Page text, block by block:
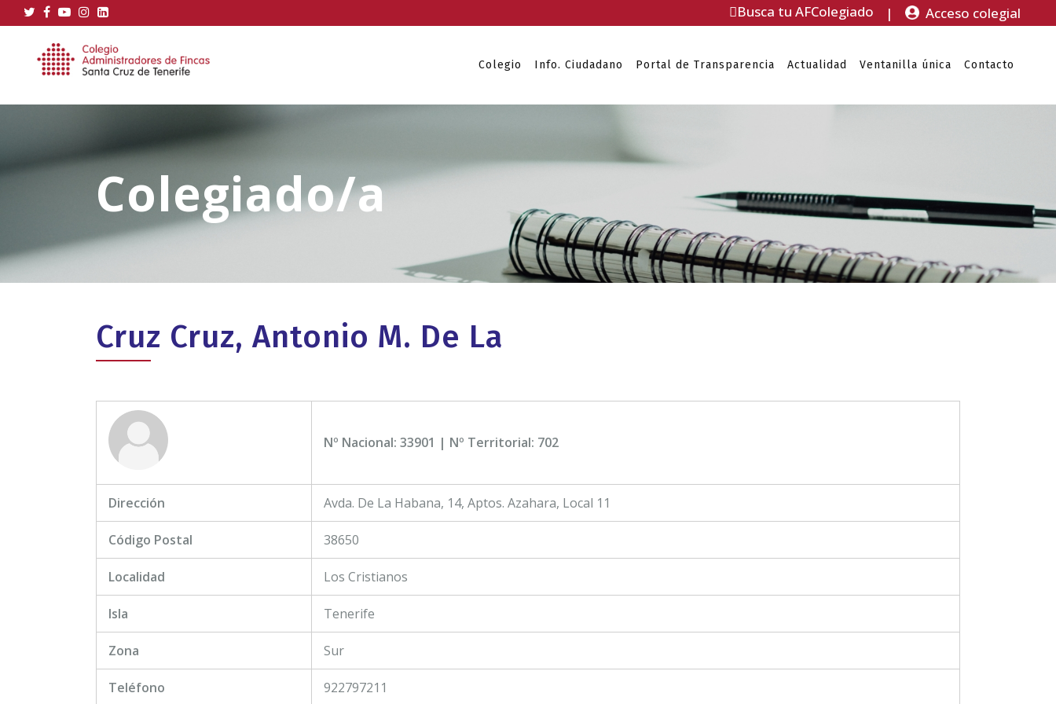
Busca tu AFColegiado | Acceso colegial
Colegio Info. Ciudadano Portal de Transparencia Actualidad Ventanilla única Contacto
Cruz Cruz, Antonio M. De La
Nº Nacional: 33901 | Nº Territorial: 702
Dirección Avda. De La Habana, 14, Aptos. Azahara, Local 11
Código Postal 38650
Localidad Los Cristianos
Isla Tenerife
Zona Sur
Teléfono 922797211